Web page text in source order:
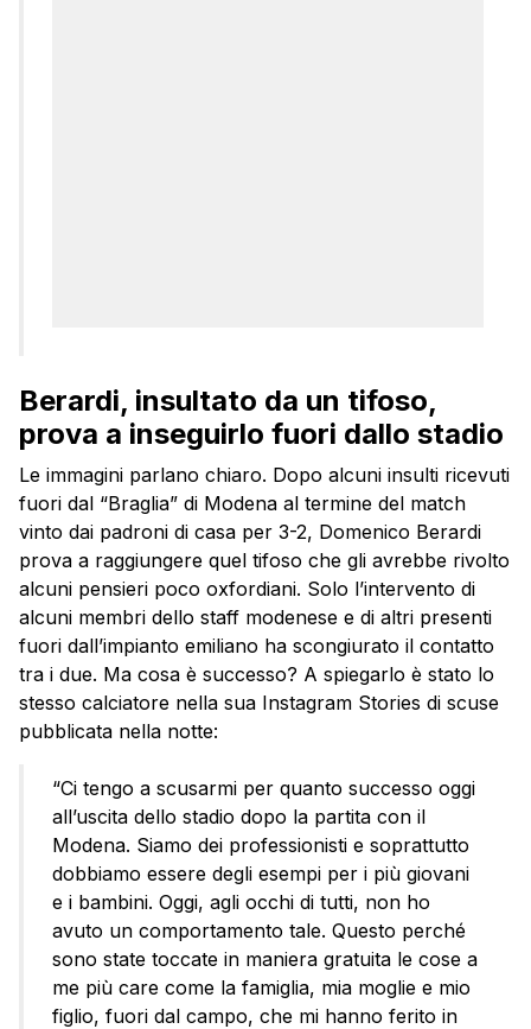
Berardi, insultato da un tifoso,
prova a inseguirlo fuori dallo stadio
Le immagini parlano chiaro. Dopo alcuni insulti ricevuti
fuori dal “Braglia” di Modena al termine del match
vinto dai padroni di casa per 3-2, Domenico Berardi
prova a raggiungere quel tifoso che gli avrebbe rivolto
alcuni pensieri poco oxfordiani. Solo l’intervento di
alcuni membri dello staff modenese e di altri presenti
fuori dall’impianto emiliano ha scongiurato il contatto
tra i due. Ma cosa è successo? A spiegarlo è stato lo
stesso calciatore nella sua Instagram Stories di scuse
pubblicata nella notte:
“Ci tengo a scusarmi per quanto successo oggi
all’uscita dello stadio dopo la partita con il
Modena. Siamo dei professionisti e soprattutto
dobbiamo essere degli esempi per i più giovani
e i bambini. Oggi, agli occhi di tutti, non ho
avuto un comportamento tale. Questo perché
sono state toccate in maniera gratuita le cose a
me più care come la famiglia, mia moglie e mio
figlio, fuori dal campo, che mi hanno ferito in